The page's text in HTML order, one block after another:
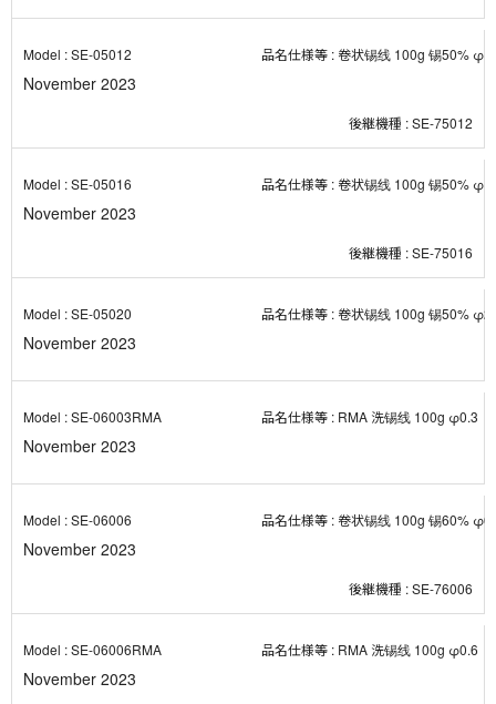
SE-05012 卷状锡线 100g 锡50%
November 2023
SE-75012
SE-05016 卷状锡线 100g 锡50%
November 2023
SE-75016
SE-05020 卷状锡线 100g 锡50%
November 2023
SE-06003RMA RMA 洗锡线 100g φ0.3
November 2023
SE-06006 卷状锡线 100g 锡60%
November 2023
SE-76006
SE-06006RMA RMA 洗锡线 100g φ0.6
November 2023